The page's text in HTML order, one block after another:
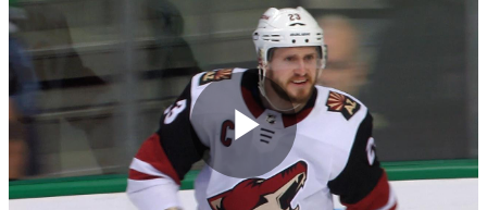
Play